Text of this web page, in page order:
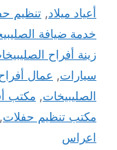
أعياد ميلاد, تنظيم
خدمة ضيافة
زينة أفراح
سيارات, عمال
الصليبيخات, مكتب
مكتب تنظيم حفلات,
اعراس